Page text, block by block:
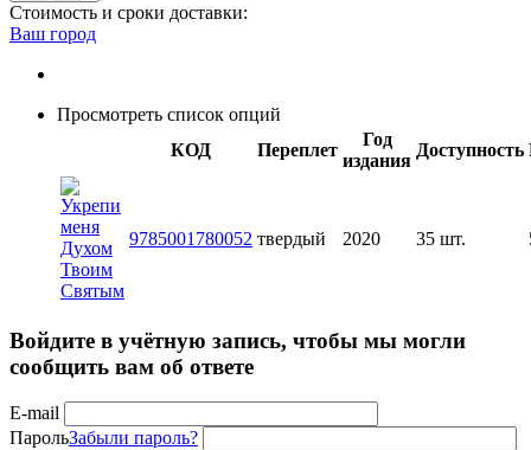
Стоимость и сроки доставки:
Ваш город
Просмотреть список опций
КОД
Переплет
Год
издания
Доступность
9785001780052 твердый 2020 35 шт.
Войдите в учётную запись, чтобы мы могли
сообщить вам об ответе
E-mail
ПарольЗабыли пароль?